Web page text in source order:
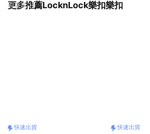
更多推薦LocknLock樂扣樂扣
看更多
快速出貨 快速出貨